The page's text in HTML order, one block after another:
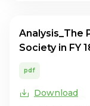
Analysis_The
Society in FY
pdf
Download